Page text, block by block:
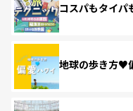
コスパもタイパ
地球の歩き方♥